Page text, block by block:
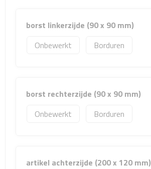
Reizen
Opbergtasjes
borst linkerzijde (90 x 90 mm)
Onbewerkt
Borduren
borst rechterzijde (90 x 90 mm)
Onbewerkt
Borduren
artikel achterzijde (200 x 120 mm)